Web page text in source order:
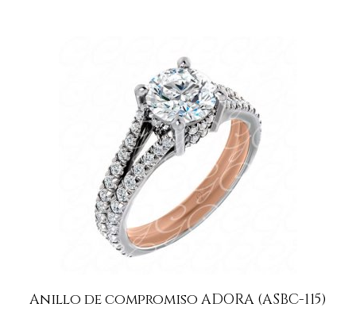
Anillo de compromiso ADORA (ASBC-115)